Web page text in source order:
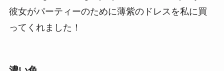
彼女がパーティーのために薄紫のドレスを私に買
ってくれました！